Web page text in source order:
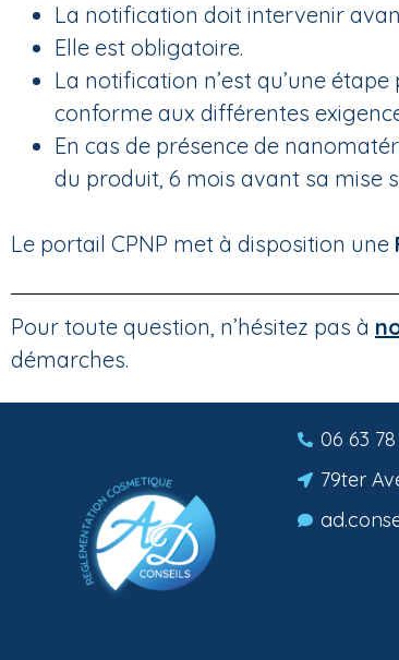
La notification doit intervenir
Elle est obligatoire.
La notification n’est qu’une
conforme aux différentes
En cas de présence de
du produit, 6 mois avant sa mise
Le portail CPNP met à disposition une
Pour toute question, n’hésitez pas à
démarches.
06 63
79ter